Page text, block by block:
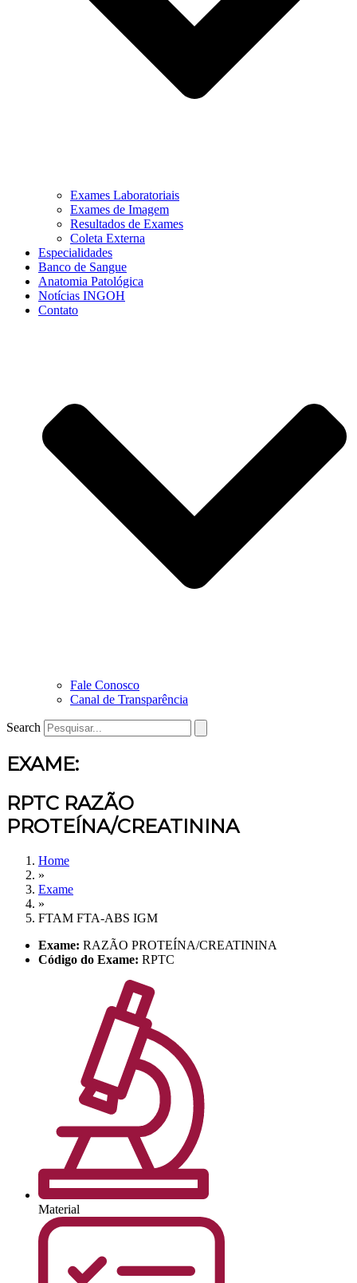
Exames Laboratoriais
Exames de Imagem
Resultados de Exames
Coleta Externa
Especialidades
Banco de Sangue
Anatomia Patológica
Notícias INGOH
Contato
Fale Conosco
Canal de Transparência
Search
EXAME:
RPTC RAZÃO
PROTEÍNA/CREATININA
Home
»
Exame
»
FTAM FTA-ABS IGM
Exame: RAZÃO PROTEÍNA/CREATININA
Código do Exame: RPTC
Material